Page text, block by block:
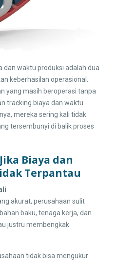
dan waktu produksi adalah dua
keberhasilan operasional.
yang masih beroperasi tanpa
tracking biaya dan waktu
mereka sering kali tidak
tersembunyi di balik proses
Biaya dan
Terpantau
akurat, perusahaan sulit
baku, tenaga kerja, dan
justru membengkak.
tidak bisa mengukur